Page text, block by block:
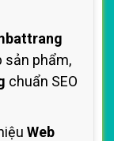
sản phẩm,
chuẩn SEO
Web